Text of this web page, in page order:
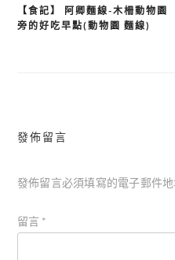
文
【食記】 阿卿麵線-木柵動物園
旁的好吃早點(動物園 麵線)
發佈留言
發佈留言必須填寫的電子郵件地
留言 *